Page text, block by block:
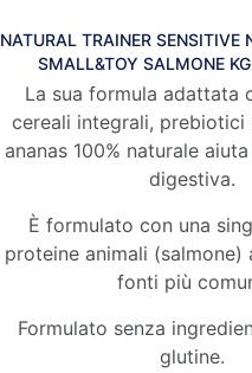
NATURAL TRAINER SENSITIVE
SMALL&TOY SALMONE
La sua formula adattata
cereali integrali,
ananas 100% naturale
digestiva.
È formulato con una
proteine animali (salmone)
fonti più
Formulato senza
glutine.